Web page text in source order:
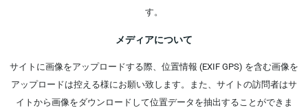
す。
メディアについて
サイトに画像をアップロードする際、位置情報 (EXIF GPS) を含む画像を
アップロードは控える様にお願い致します。また、サイトの訪問者はサ
イトから画像をダウンロードして位置データを抽出することができま